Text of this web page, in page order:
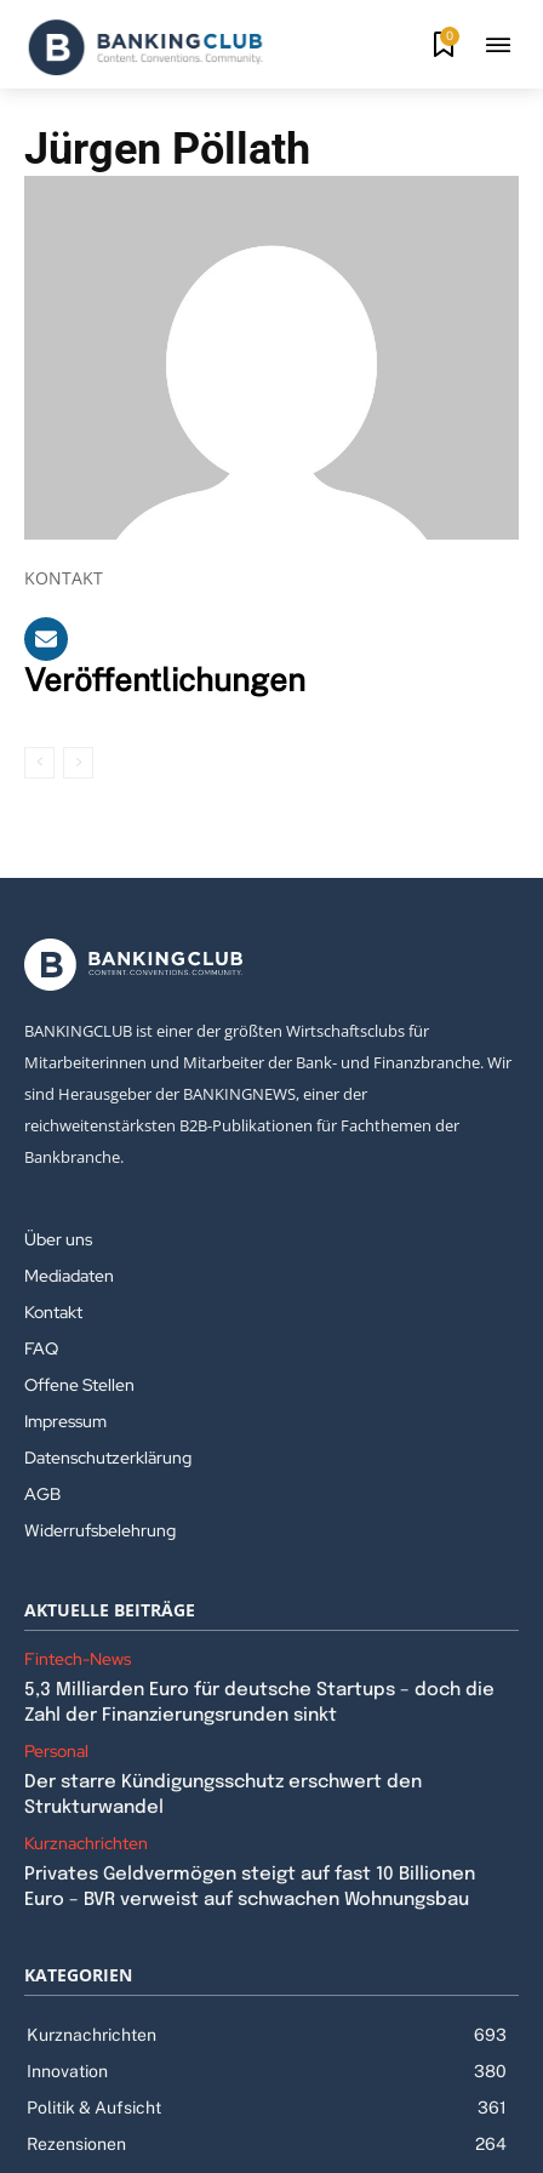
0
Jürgen Pöllath
KONTAKT
Veröffentlichungen
BANKINGCLUB ist einer der größten Wirtschaftsclubs für
Mitarbeiterinnen und Mitarbeiter der Bank- und Finanzbranche. Wir
sind Herausgeber der BANKINGNEWS, einer der
reichweitenstärksten B2B-Publikationen für Fachthemen der
Bankbranche.
Über uns
Mediadaten
Kontakt
FAQ
Offene Stellen
Impressum
Datenschutzerklärung
AGB
Widerrufsbelehrung
AKTUELLE BEITRÄGE
Fintech-News
5,3 Milliarden Euro für deutsche Startups – doch die
Zahl der Finanzierungsrunden sinkt
Personal
Der starre Kündigungsschutz erschwert den
Strukturwandel
Kurznachrichten
Privates Geldvermögen steigt auf fast 10 Billionen
Euro – BVR verweist auf schwachen Wohnungsbau
KATEGORIEN
Kurznachrichten
693
Innovation
380
Politik & Aufsicht
361
Rezensionen
264